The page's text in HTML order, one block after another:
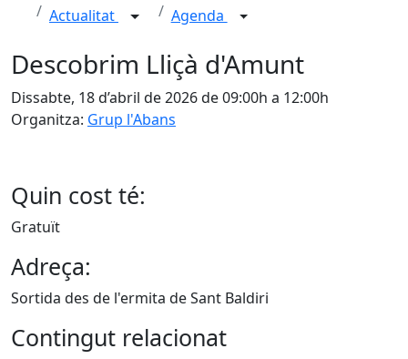
Actualitat Agenda
Descobrim Lliçà d'Amunt
Dissabte, 18 d’abril de 2026 de 09:00h a 12:00h
Organitza: Grup l'Abans
Quin cost té:
Gratuït
Adreça:
Sortida des de l'ermita de Sant Baldiri
Contingut relacionat